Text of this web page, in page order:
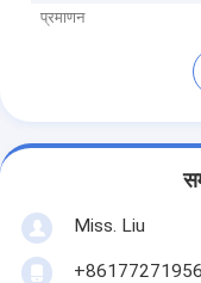
प्रमाणन
Miss. Liu